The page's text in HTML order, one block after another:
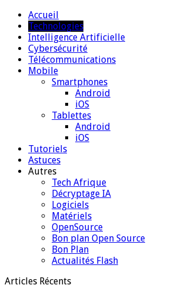
Accueil
Technologies
Intelligence Artificielle
Cybersécurité
Télécommunications
Mobile
Smartphones
Android
iOS
Tablettes
Android
iOS
Tutoriels
Astuces
Autres
Tech Afrique
Décryptage IA
Logiciels
Matériels
OpenSource
Bon plan Open Source
Bon Plan
Actualités Flash
Articles Récents